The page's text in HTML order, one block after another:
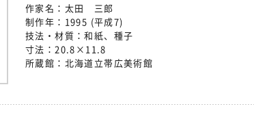
作家名： 太田 三郎
制作年： 1995 (平成7)
技法・材質：和紙、種子
寸法：20.8×11.8
所蔵館： 北海道立帯広美術館